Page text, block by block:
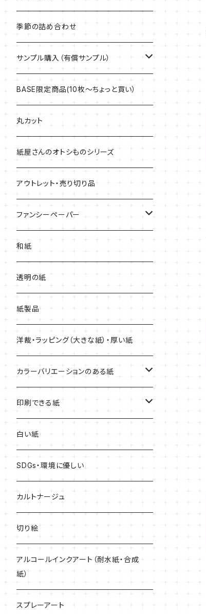
季節の詰め合わせ
サンプル購入（有償サンプル）
ケント紙・ぬり絵専用紙
アラベール
マルチプリンター用紙・インクジェット専
用紙
上質紙・ヴァンヌーボ
耐水紙・キャストコート紙・ゼッケン
和紙・その他
厚紙
BASE限定商品(10枚～ちょっと買い）
丸カット
紙屋さんのオトシものシリーズ
アウトレット・売り切り品
ファンシーペーパー
タント
マーメイド
和紙
透明の紙
紙製品
洋裁・ラッピング（大きな紙）・厚い紙
カラーバリエーションのある紙
赤系
青系
黄色系
緑系
紫系
黒・グレー系
キラキラ
印刷できる紙
レーザープリンター専用
インクジェットプリンター専用
どんなプリンターでも印刷できる
白い紙
SDGs・環境に優しい
カルトナージュ
切り絵
アルコールインクアート（耐水紙・合成
紙）
スプレーアート